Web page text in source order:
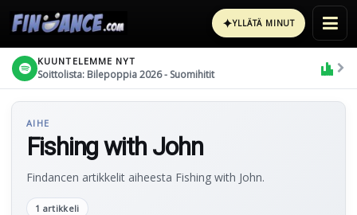
✦YLLÄTÄ MINUT
KUUNTELEMME NYT
Soittolista: Bilepoppia 2026 - Suomihitit
AIHE
Fishing with John
Findancen artikkelit aiheesta Fishing with John.
1 artikkeli